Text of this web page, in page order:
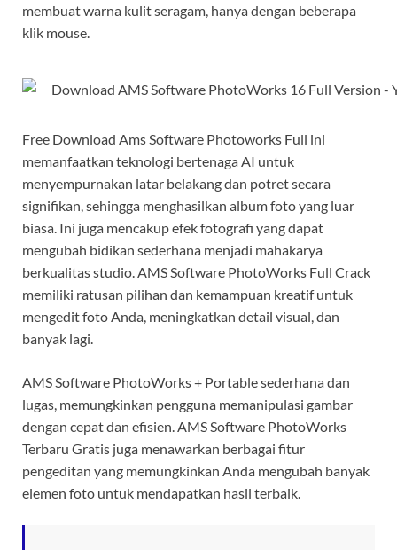
membuat warna kulit seragam, hanya dengan beberapa
klik mouse.
Free Download Ams Software Photoworks Full ini
memanfaatkan teknologi bertenaga AI untuk
menyempurnakan latar belakang dan potret secara
signifikan, sehingga menghasilkan album foto yang luar
biasa. Ini juga mencakup efek fotografi yang dapat
mengubah bidikan sederhana menjadi mahakarya
berkualitas studio. AMS Software PhotoWorks Full Crack
memiliki ratusan pilihan dan kemampuan kreatif untuk
mengedit foto Anda, meningkatkan detail visual, dan
banyak lagi.
AMS Software PhotoWorks + Portable sederhana dan
lugas, memungkinkan pengguna memanipulasi gambar
dengan cepat dan efisien. AMS Software PhotoWorks
Terbaru Gratis juga menawarkan berbagai fitur
pengeditan yang memungkinkan Anda mengubah banyak
elemen foto untuk mendapatkan hasil terbaik.